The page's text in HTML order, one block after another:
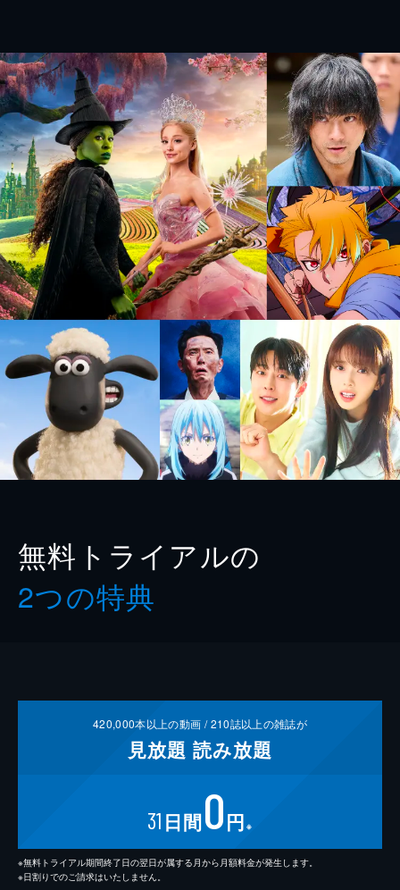
無料トライアルの
2つの特典
420,000本以上の動画 /210誌以上の雑誌が
見放題 読み放題
31 日間0円 ※
※無料トライアル期間終了日の翌日が属する月から月額料金が発生します。
※日割りでのご請求はいたしません。